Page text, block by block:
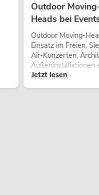
Outdoor
Heads bei
Outdoor Moving-
Einsatz im Freien.
Air-Konzerten,
Außeninstallationen
Jetzt lesen